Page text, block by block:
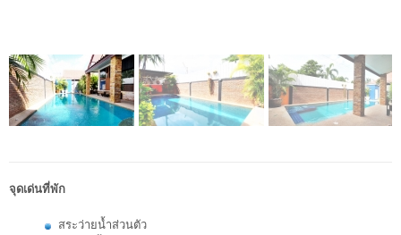
จุดเด่นที่พัก
สระว่ายน้ำส่วนตัว